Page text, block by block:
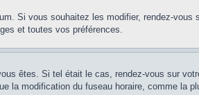
Si vous souhaitez les modifier, rendez-vous
et toutes vos préférences.
êtes. Si tel était le cas, rendez-vous sur
modification du fuseau horaire, comme la